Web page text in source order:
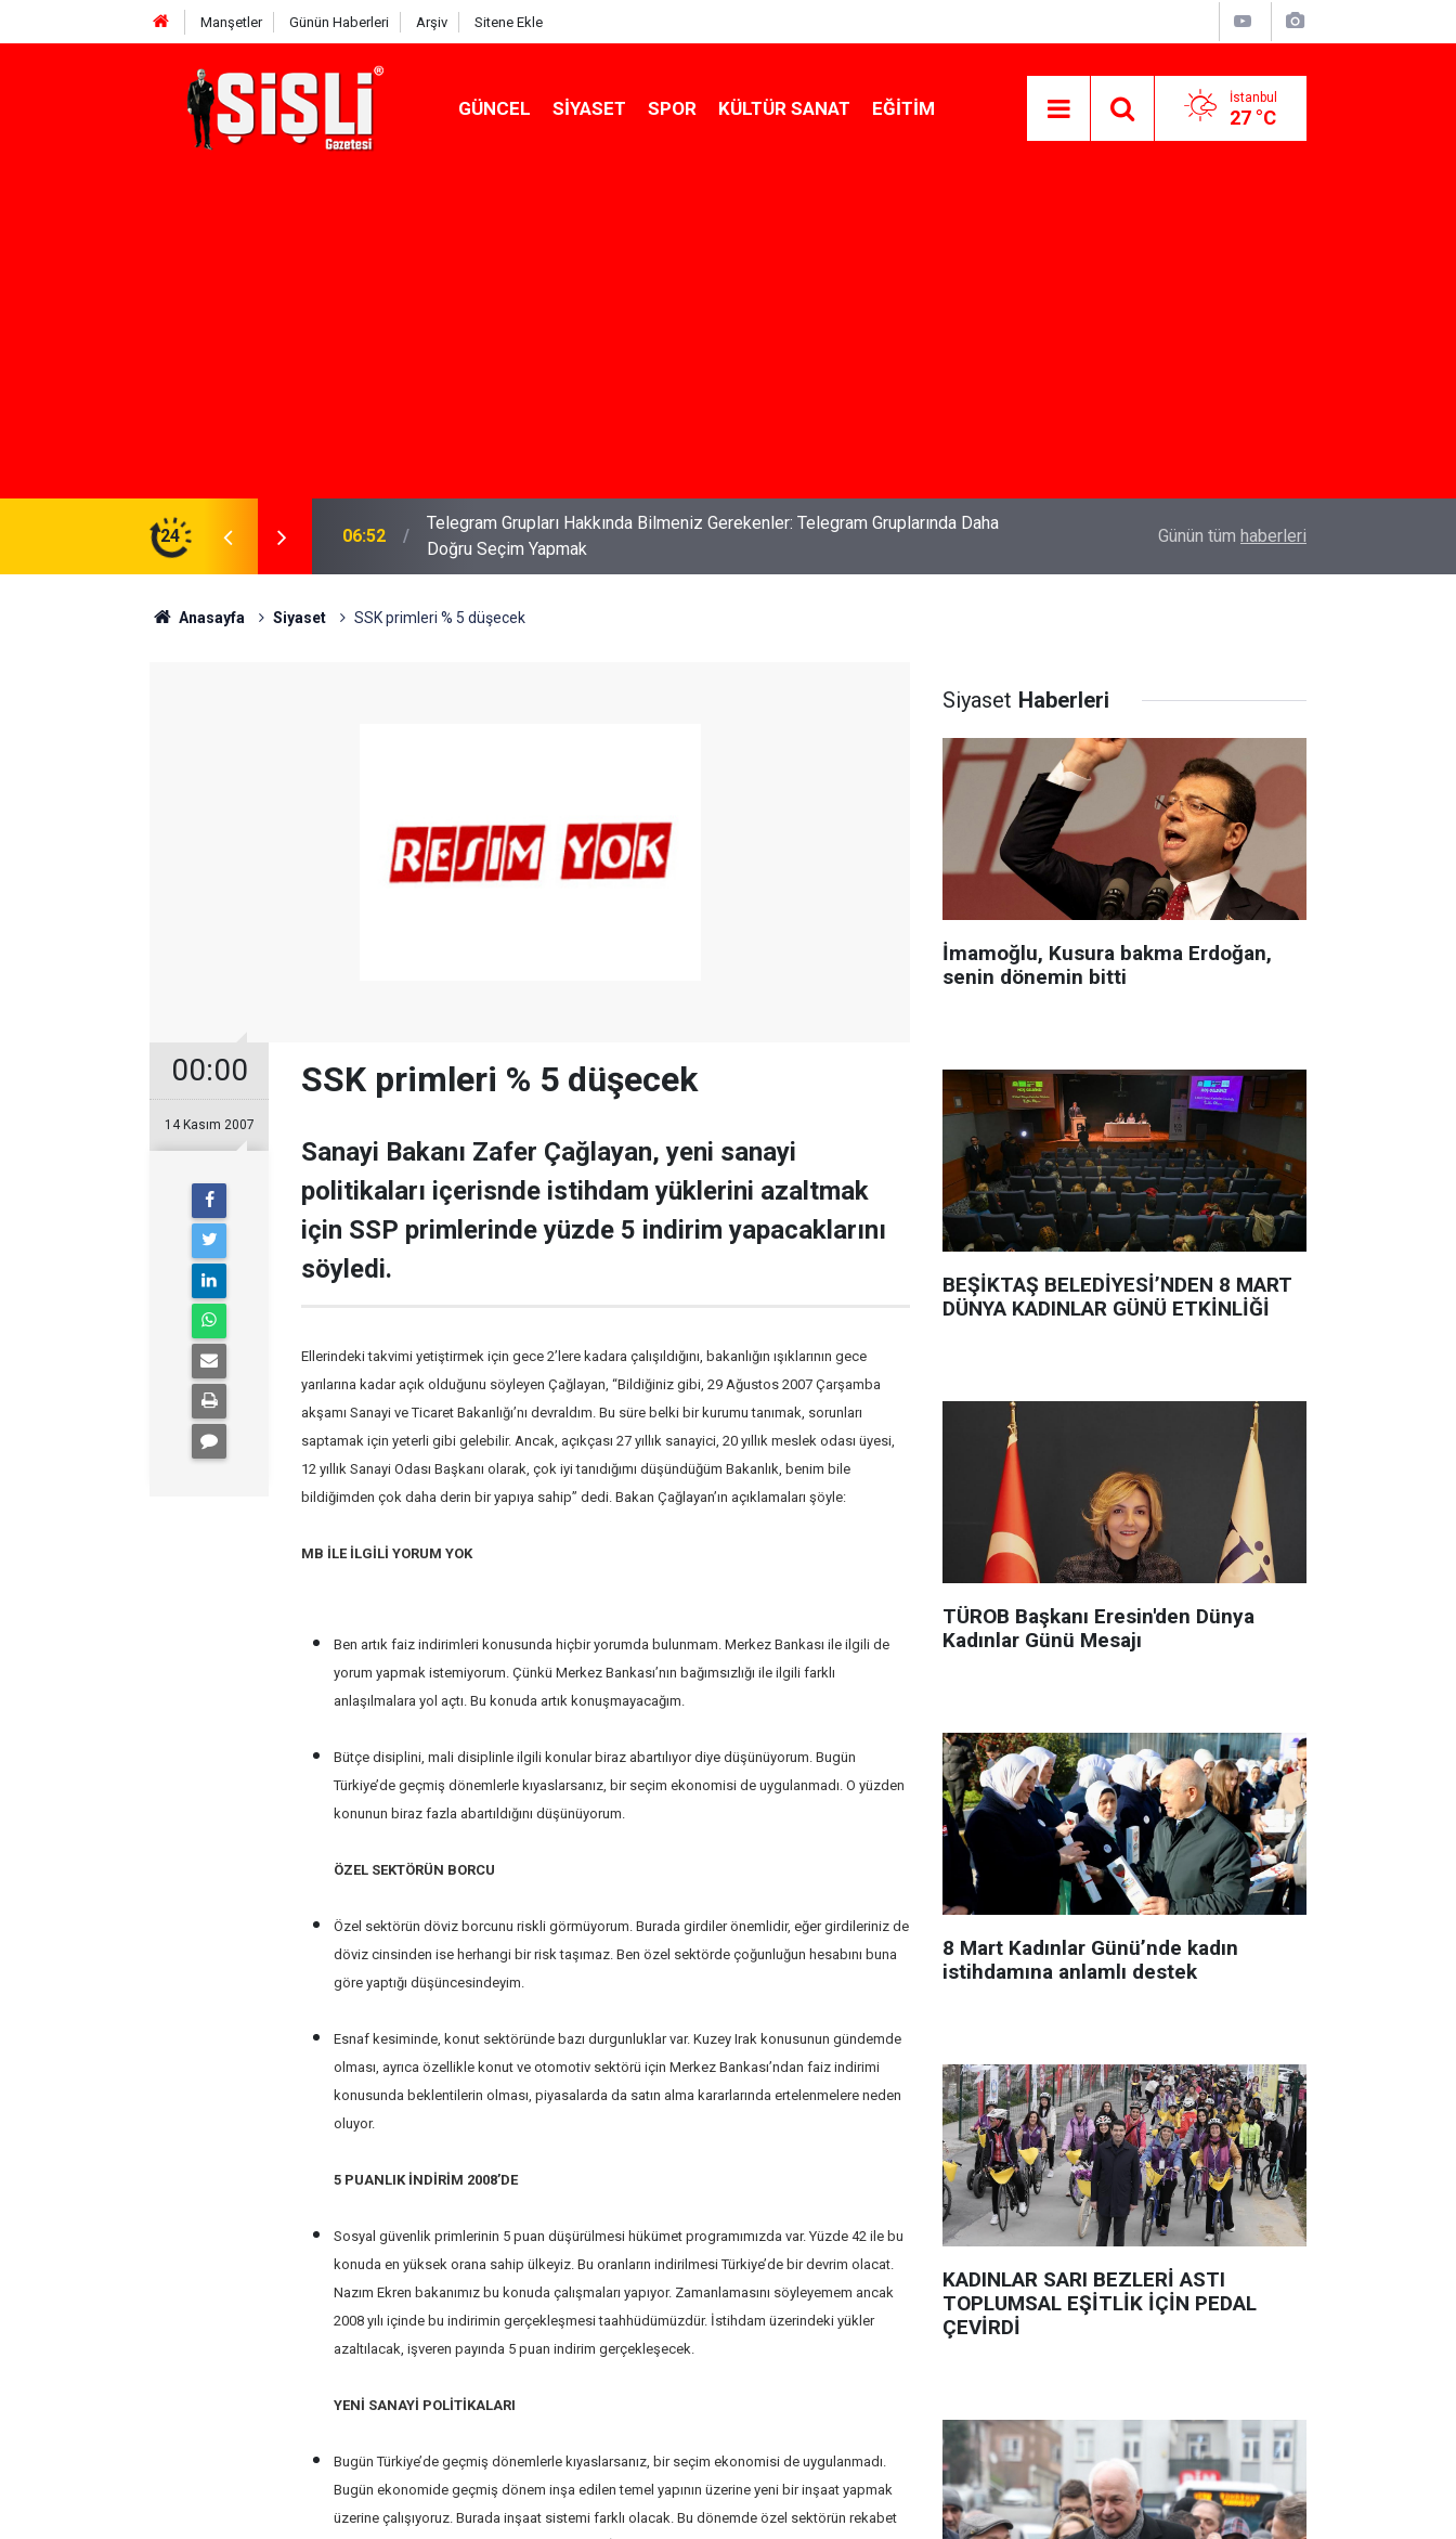
Manşetler Günün Haberleri Arşiv Sitene Ekle
GÜNCEL SIYASET SPOR KÜLTÜR SANAT EĞITIM İstanbul
27 °C
24
Gerekenler: Telegram Gruplarında Daha
04:43 İş Davaları: Haklarınızı Bilmek ve Koruma Altına Almak Özlem Drahyalı Kimdir, Nereli ve Kaç
Günün tüm haberleri
Anasayfa Siyaset SSK primleri % 5 düşecek
00:00
14 Kasım 2007
SSK primleri % 5 düşecek
Sanayi Bakanı Zafer Çağlayan, yeni sanayi
politikaları içerisnde istihdam yüklerini azaltmak
için SSP primlerinde yüzde 5 indirim yapacaklarını
söyledi.
Ellerindeki takvimi yetiştirmek için gece 2’lere kadara çalışıldığını, bakanlığın ışıklarının gece
yarılarına kadar açık olduğunu söyleyen Çağlayan, “Bildiğiniz gibi, 29 Ağustos 2007 Çarşamba
akşamı Sanayi ve Ticaret Bakanlığı’nı devraldım. Bu süre belki bir kurumu tanımak, sorunları
saptamak için yeterli gibi gelebilir. Ancak, açıkçası 27 yıllık sanayici, 20 yıllık meslek odası üyesi,
12 yıllık Sanayi Odası Başkanı olarak, çok iyi tanıdığımı düşündüğüm Bakanlık, benim bile
bildiğimden çok daha derin bir yapıya sahip” dedi. Bakan Çağlayan’ın açıklamaları şöyle:
MB İLE İLGİLİ YORUM YOK
Ben artık faiz indirimleri konusunda hiçbir yorumda bulunmam. Merkez Bankası ile ilgili de
yorum yapmak istemiyorum. Çünkü Merkez Bankası’nın bağımsızlığı ile ilgili farklı
anlaşılmalara yol açtı. Bu konuda artık konuşmayacağım.
Bütçe disiplini, mali disiplinle ilgili konular biraz abartılıyor diye düşünüyorum. Bugün
Türkiye’de geçmiş dönemlerle kıyaslarsanız, bir seçim ekonomisi de uygulanmadı. O yüzden
konunun biraz fazla abartıldığını düşünüyorum.
ÖZEL SEKTÖRÜN BORCU
Özel sektörün döviz borcunu riskli görmüyorum. Burada girdiler önemlidir, eğer girdileriniz de
döviz cinsinden ise herhangi bir risk taşımaz. Ben özel sektörde çoğunluğun hesabını buna
göre yaptığı düşüncesindeyim.
Esnaf kesiminde, konut sektöründe bazı durgunluklar var. Kuzey Irak konusunun gündemde
olması, ayrıca özellikle konut ve otomotiv sektörü için Merkez Bankası’ndan faiz indirimi
konusunda beklentilerin olması, piyasalarda da satın alma kararlarında ertelenmelere neden
oluyor.
5 PUANLIK İNDİRİM 2008’DE
Sosyal güvenlik primlerinin 5 puan düşürülmesi hükümet programımızda var. Yüzde 42 ile bu
konuda en yüksek orana sahip ülkeyiz. Bu oranların indirilmesi Türkiye’de bir devrim olacat.
Nazım Ekren bakanımız bu konuda çalışmaları yapıyor. Zamanlamasını söyleyemem ancak
2008 yılı içinde bu indirimin gerçekleşmesi taahhüdümüzdür. İstihdam üzerindeki yükler
azaltılacak, işveren payında 5 puan indirim gerçekleşecek.
YENİ SANAYİ POLİTİKALARI
Bugün Türkiye’de geçmiş dönemlerle kıyaslarsanız, bir seçim ekonomisi de uygulanmadı.
Bugün ekonomide geçmiş dönem inşa edilen temel yapının üzerine yeni bir inşaat yapmak
üzerine çalışıyoruz. Burada inşaat sistemi farklı olacak. Bu dönemde özel sektörün rekabet
Siyaset Haberleri
İmamoğlu, Kusura bakma Erdoğan,
senin dönemin bitti
BEŞİKTAŞ BELEDİYESİ’NDEN 8 MART
DÜNYA KADINLAR GÜNÜ ETKİNLİĞİ
TÜROB Başkanı Eresin'den Dünya
Kadınlar Günü Mesajı
8 Mart Kadınlar Günü’nde kadın
istihdamına anlamlı destek
KADINLAR SARI BEZLERİ ASTI
TOPLUMSAL EŞİTLİK İÇİN PEDAL
ÇEVİRDİ